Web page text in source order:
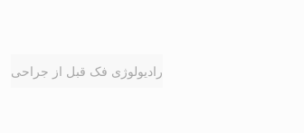
رادیولوژی فک قبل از جراحی